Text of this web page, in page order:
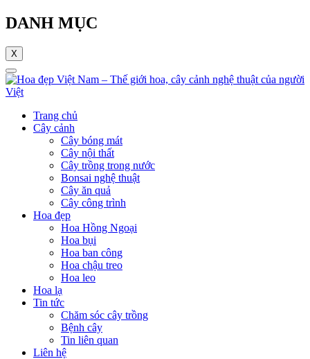
DANH MỤC
X
Trang chủ
Cây cảnh
Cây bóng mát
Cây nội thất
Cây trồng trong nước
Bonsai nghệ thuật
Cây ăn quả
Cây công trình
Hoa đẹp
Hoa Hồng Ngoại
Hoa bụi
Hoa ban công
Hoa chậu treo
Hoa leo
Hoa lạ
Tin tức
Chăm sóc cây trồng
Bệnh cây
Tin liên quan
Liên hệ